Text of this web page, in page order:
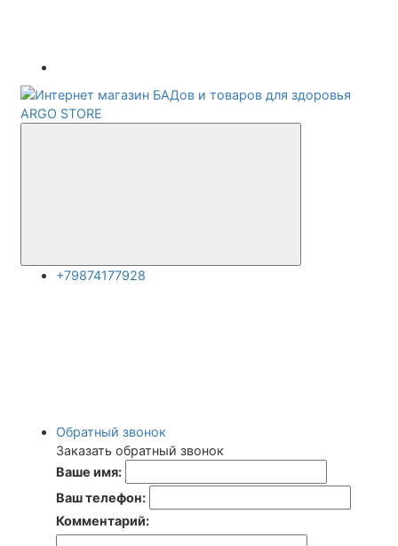
+79874177928
Обратный звонок
Заказать обратный звонок
Ваше имя:
Ваш телефон:
Комментарий: